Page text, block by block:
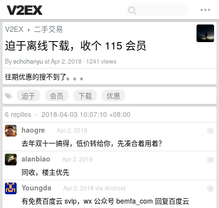
V2EX › 二手交易
迫于离线下载，收个 115 会员
Byechohanyu at Apr 2, 2018 · 1241 views
往期优惠的搜不到了。。。
迫于
会员 下载
优惠
6 replies • 2018-04-03 10:07:10 +08:00
1
haogre Apr 2, 2018
去年双十一搞得，低价转给你，先凑合着用着？
2
alanbiao Apr 2, 2018
同收，楼主优先
3
Youngda Apr 2, 2018 via Android
有免费百度云 svip，wx 公众号 bemfa_com 回复百度云